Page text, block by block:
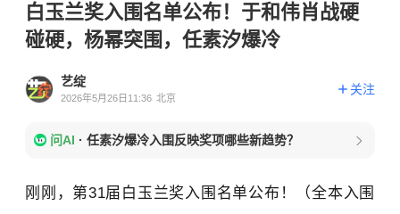
白玉兰奖入围名单公布！于和伟肖战硬
碰硬，杨幂突围，任素汐爆冷
艺绽
2026年5月26日11:36 北京
关注
问AI · 任素汐爆冷入围反映奖项哪些新趋势？
刚刚， 第31届白玉兰奖入围名单公布 ！（全本入围